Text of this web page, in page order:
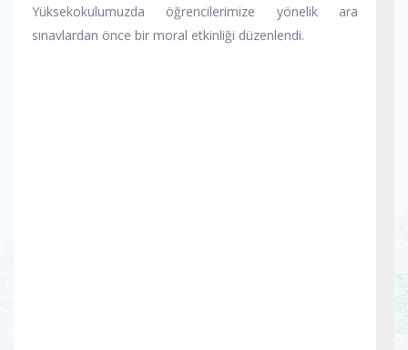
Yüksekokulumuzda öğrencilerimize yönelik ara
sınavlardan önce bir moral etkinliği düzenlendi.